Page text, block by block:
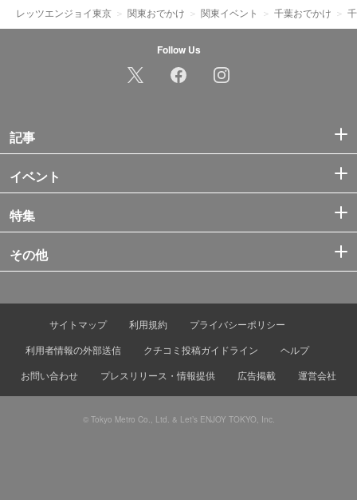
レッツエンジョイ東京 関東おでかけ 関東イベント 千葉おでかけ
Follow Us
記事
イベント
特集
その他
サイトマップ 利用規約
プライバシーポリシー
利用者情報の外部送信
クチコミ投稿ガイドライン
ヘルプ
お問い合わせ
プレスリリース・情報提供 広告掲載 運営会社
© Tokyo Metro Co., Ltd. & Let’s ENJOY TOKYO, Inc.